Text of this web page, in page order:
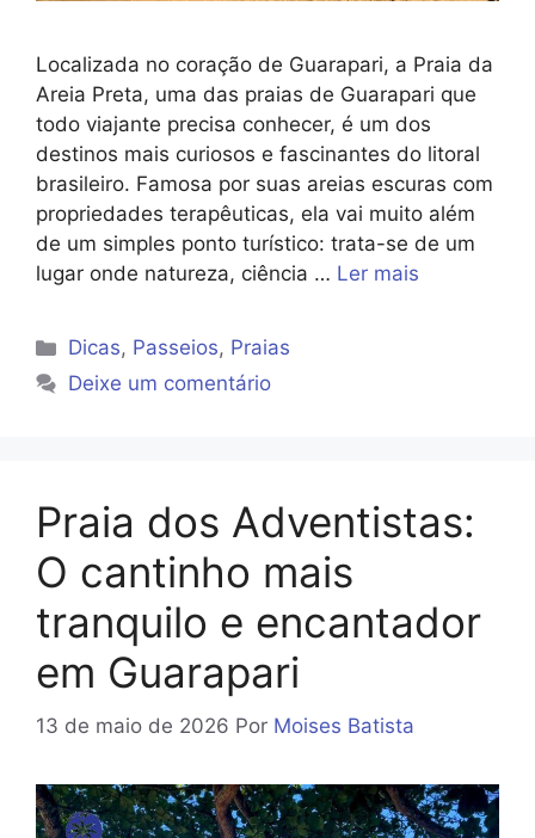
Localizada no coração de Guarapari, a Praia da
Areia Preta, uma das praias de Guarapari que
todo viajante precisa conhecer, é um dos
destinos mais curiosos e fascinantes do litoral
brasileiro. Famosa por suas areias escuras com
propriedades terapêuticas, ela vai muito além
de um simples ponto turístico: trata-se de um
lugar onde natureza, ciência … Ler mais
Categorias
Dicas, Passeios, Praias
Deixe um comentário
Praia dos Adventistas:
O cantinho mais
tranquilo e encantador
em Guarapari
13 de maio de 2026 Por Moises Batista